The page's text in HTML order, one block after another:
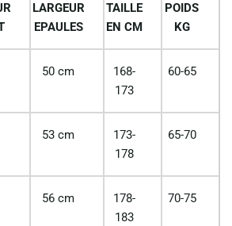
LARGEUR
EPAULES
TAILLE
EN CM
POIDS
KG
50 cm
168-
173
60-65
53 cm
173-
178
65-70
56 cm
178-
183
70-75